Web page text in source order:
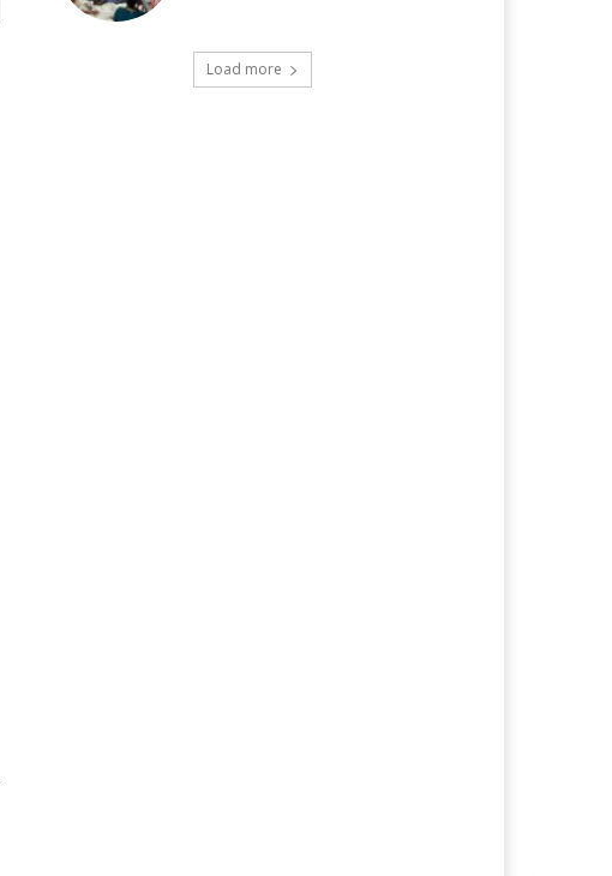
Load more